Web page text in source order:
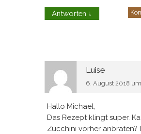
Antworten ↓
Luise
6. August 2018 um
Hallo Michael,
Das Rezept klingt super.
Zucchini vorher anbraten?